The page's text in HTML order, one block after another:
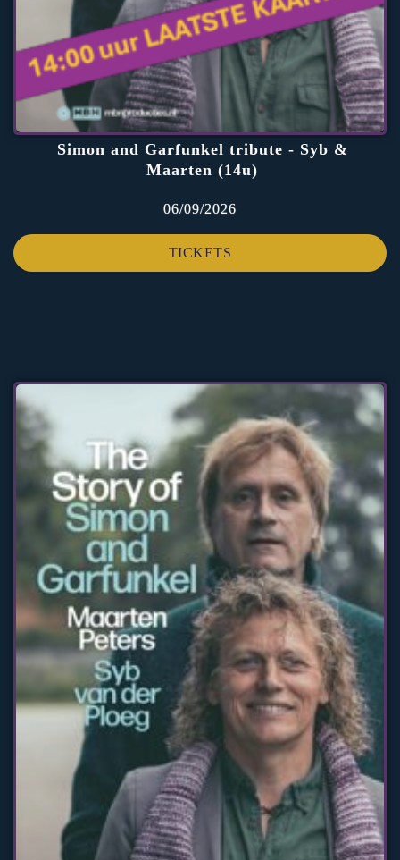
Simon and Garfunkel tribute - Syb &
Maarten (14u)
06/09/2026
TICKETS